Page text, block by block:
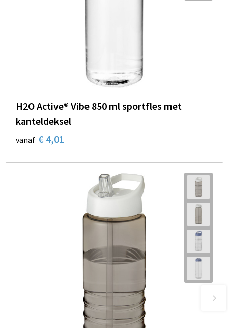
H2O Active® Vibe 850 ml sportfles met
kanteldeksel
vanaf € 4,01